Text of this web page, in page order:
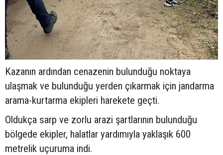
Kazanın ardından cenazenin bulunduğu noktaya
ulaşmak ve bulunduğu yerden çıkarmak için jandarma
arama-kurtarma ekipleri harekete geçti.
Oldukça sarp ve zorlu arazi şartlarının bulunduğu
bölgede ekipler, halatlar yardımıyla yaklaşık 600
metrelik uçuruma indi.